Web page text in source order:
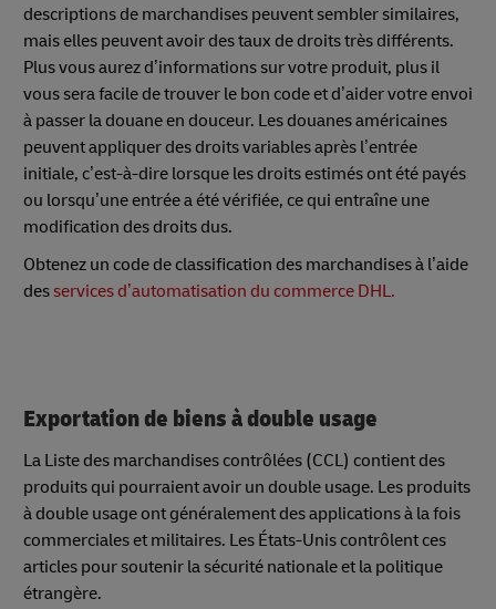
descriptions de marchandises peuvent sembler similaires,
mais elles peuvent avoir des taux de droits très différents.
Plus vous aurez d’informations sur votre produit, plus il
vous sera facile de trouver le bon code et d’aider votre envoi
à passer la douane en douceur. Les douanes américaines
peuvent appliquer des droits variables après l’entrée
initiale, c’est-à-dire lorsque les droits estimés ont été payés
ou lorsqu’une entrée a été vérifiée, ce qui entraîne une
modification des droits dus.
Obtenez un code de classification des marchandises à l’aide
desservices d’automatisation du commerce DHL.
Exportation de biens à double usage
La Liste des marchandises contrôlées (CCL) contient des
produits qui pourraient avoir un double usage. Les produits
à double usage ont généralement des applications à la fois
commerciales et militaires. Les États-Unis contrôlent ces
articles pour soutenir la sécurité nationale et la politique
étrangère.